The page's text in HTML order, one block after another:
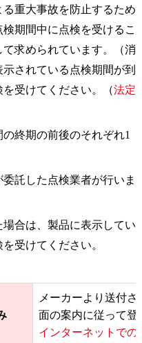
重大事故を防止するため
期間中に点検を受けるこ
求められています。（消
されている点検期間が到
受けてください。（法定
終期の前後のそれぞれ1
託した点検業者が行いま
合は、製品に表示してい
受けてください。
メーカーより送付
面の案内に従って登
インターネットで